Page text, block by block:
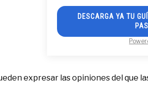
DESCARGA YA TU
expresar las opiniones del que